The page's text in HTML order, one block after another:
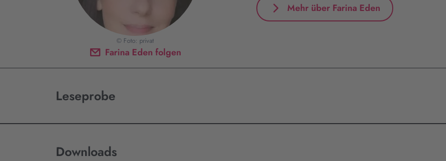
Farina Eden folgen
© Foto: privat
Mehr über Farina Eden
Leseprobe
Downloads